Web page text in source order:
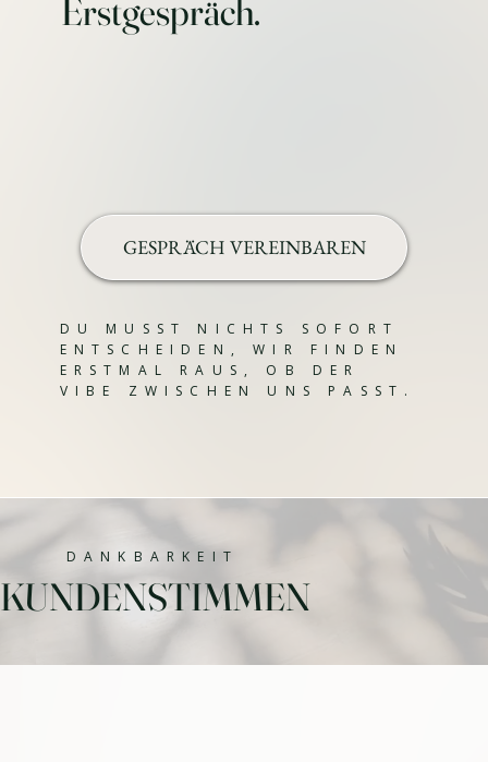
Erstgespräch.
GESPRÄCH VEREINBAREN
DU MUSST NICHTS SOFORT
ENTSCHEIDEN, WIR FINDEN
ERSTMAL RAUS, OB DER
VIBE ZWISCHEN UNS PASST.
DANKBARKEIT
KUNDENSTIMMEN